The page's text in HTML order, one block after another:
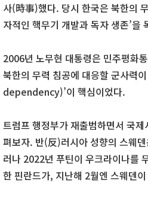
사(時事)했다. 당시 한국은 북한의
자적인 핵무기 개발과 독자 생존’을
2006년 노무현 대통령은 민주평화
북한의 무력 침공에 대응할 군사력
dependency)’이 핵심이었다.
트럼프 행정부가 재출범하면서 국
펴보자. 반(反)러시아 성향의 스웨
러나 2022년 푸틴이 우크라이나를
한 핀란드가, 지난해 2월엔 스웨덴